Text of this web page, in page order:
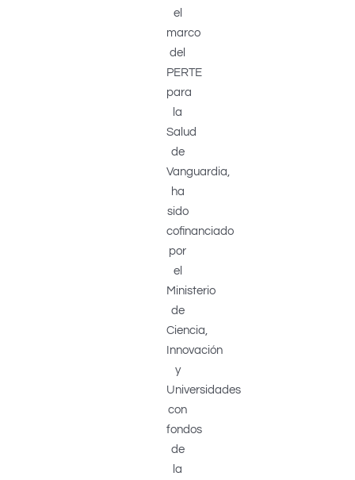
el
marco
del
PERTE
para
la
Salud
de
Vanguardia,
ha
sido
cofinanciado
por
el
Ministerio
de
Ciencia,
Innovación
y
Universidades
con
fondos
de
la